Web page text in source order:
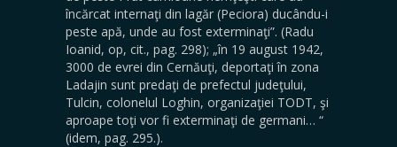
încărcat internaţi din lagăr (Peciora) ducându-i
peste apă, unde au fost exterminaţi”. (Radu
Ioanid, op, cit., pag. 298); „în 19 august 1942,
3000 de evrei din Cernăuţi, deportaţi în zona
Ladajin sunt predaţi de prefectul judeţului,
Tulcin, colonelul Loghin, organizaţiei TODT, şi
aproape toţi vor fi exterminaţi de germani… “
(idem, pag. 295.).